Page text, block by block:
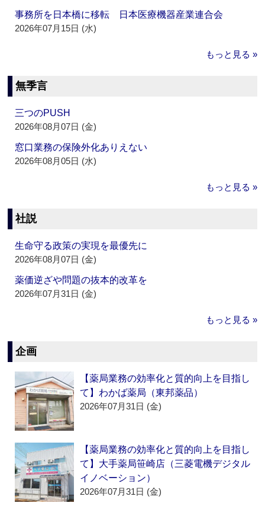
事務所を日本橋に移転 日本医療機器産業連合会
2026年07月15日 (水)
もっと見る »
無季言
三つのPUSH
2026年08月07日 (金)
窓口業務の保険外化ありえない
2026年08月05日 (水)
もっと見る »
社説
生命守る政策の実現を最優先に
2026年08月07日 (金)
薬価逆ざや問題の抜本的改革を
2026年07月31日 (金)
もっと見る »
企画
【薬局業務の効率化と質的向上を目指し
て】わかば薬局（東邦薬品）
2026年07月31日 (金)
【薬局業務の効率化と質的向上を目指し
て】大手薬局笹崎店（三菱電機デジタル
イノベーション）
2026年07月31日 (金)